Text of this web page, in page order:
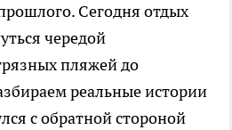
Сегодня отдых
чередой
пляжей до
реальные истории
с обратной стороной